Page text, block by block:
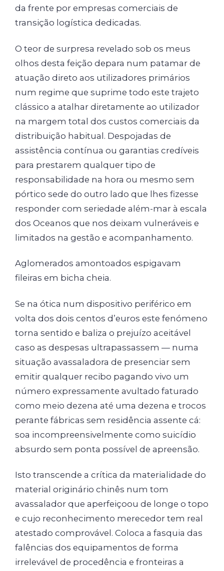
da frente por empresas comerciais de
transição logística dedicadas.
O teor de surpresa revelado sob os meus
olhos desta feição depara num patamar de
atuação direto aos utilizadores primários
num regime que suprime todo este trajeto
clássico a atalhar diretamente ao utilizador
na margem total dos custos comerciais da
distribuição habitual. Despojadas de
assistência contínua ou garantias credíveis
para prestarem qualquer tipo de
responsabilidade na hora ou mesmo sem
pórtico sede do outro lado que lhes fizesse
responder com seriedade além-mar à escala
dos Oceanos que nos deixam vulneráveis e
limitados na gestão e acompanhamento.
Aglomerados amontoados espigavam
fileiras em bicha cheia.
Se na ótica num dispositivo periférico em
volta dos dois centos d’euros este fenómeno
torna sentido e baliza o prejuízo aceitável
caso as despesas ultrapassassem — numa
situação avassaladora de presenciar sem
emitir qualquer recibo pagando vivo um
número expressamente avultado faturado
como meio dezena até uma dezena e trocos
perante fábricas sem residência assente cá:
soa incompreensivelmente como suicídio
absurdo sem ponta possível de apreensão.
Isto transcende a crítica da materialidade do
material originário chinês num tom
avassalador que aperfeiçoou de longe o topo
e cujo reconhecimento merecedor tem real
atestado comprovável. Coloca a fasquia das
falências dos equipamentos de forma
irrelevável de procedência e fronteiras a